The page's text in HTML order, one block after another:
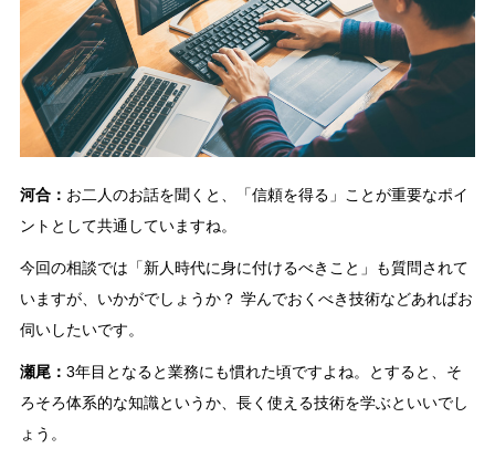
河合： お二人のお話を聞くと、「信頼を得る」ことが重要なポイ
ントとして共通していますね。
今回の相談では「新人時代に身に付けるべきこと」も質問されて
いますが、いかがでしょうか？ 学んでおくべき技術などあればお
伺いしたいです。
瀬尾： 3年目となると業務にも慣れた頃ですよね。とすると、そ
ろそろ体系的な知識というか、長く使える技術を学ぶといいでし
ょう。